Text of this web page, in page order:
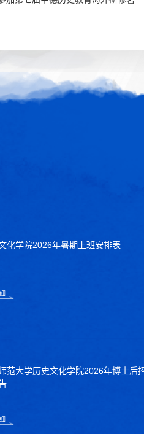
化学院2026年暑期上班安排表
范大学历史文化学院2026年博士后